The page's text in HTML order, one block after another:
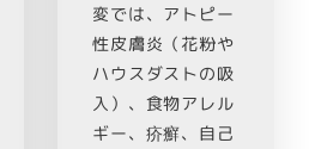
変では、アトピー
性皮膚炎（花粉や
ハウスダストの吸
入）、食物アレル
ギー、疥癬、自己